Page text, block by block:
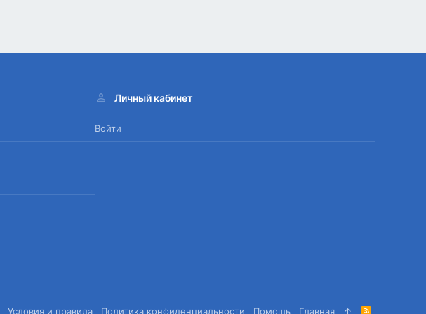
Личный кабинет
Войти
Условия и правила Политика конфиденциальности Помощь Главная R